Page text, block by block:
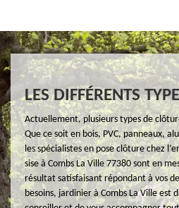
LES DIFFÉRENTS
Actuellement, plusieurs types de
Que ce soit en bois, PVC, panneaux,
les spécialistes en pose clôture chez
sise à Combs La Ville 77380 sont en
résultat satisfaisant répondant à vos
besoins, jardinier à Combs La Ville est